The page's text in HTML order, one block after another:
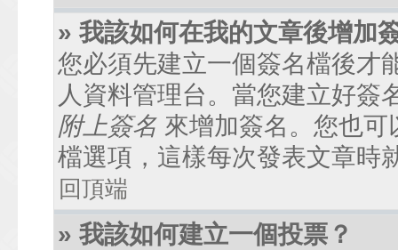
» 我該如何在我的文章後增加
您必須先建立一個簽名檔後才
人資料管理台。當您建立好簽
附上簽名 來增加簽名。您也
檔選項，這樣每次發表文章時
回頂端
» 我該如何建立一個投票？